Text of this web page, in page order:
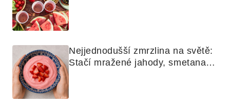
Nejjednodušší zmrzlina na světě:
Stačí mražené jahody, smetana a